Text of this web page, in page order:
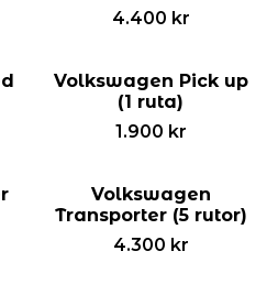
4.400 kr
Volkswagen Pick up
(1 ruta)
1.900 kr
Volkswagen
Transporter (5 rutor)
4.300 kr